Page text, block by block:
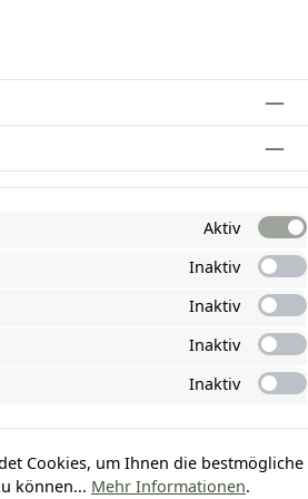
widerrufen
ZERTIFIZIERT!
Aktiv
Inaktiv
Inaktiv
Inaktiv
Inaktiv
Cookies, um Ihnen die bestmögliche
können... Mehr Informationen.